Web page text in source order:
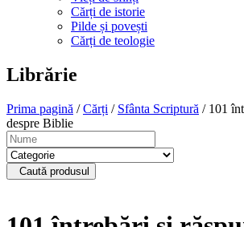
Cărți de istorie
Pilde și povești
Cărți de teologie
Librărie
Prima pagină /Cărți / Sfânta Scriptură / 101
despre Biblie
Caută produsul